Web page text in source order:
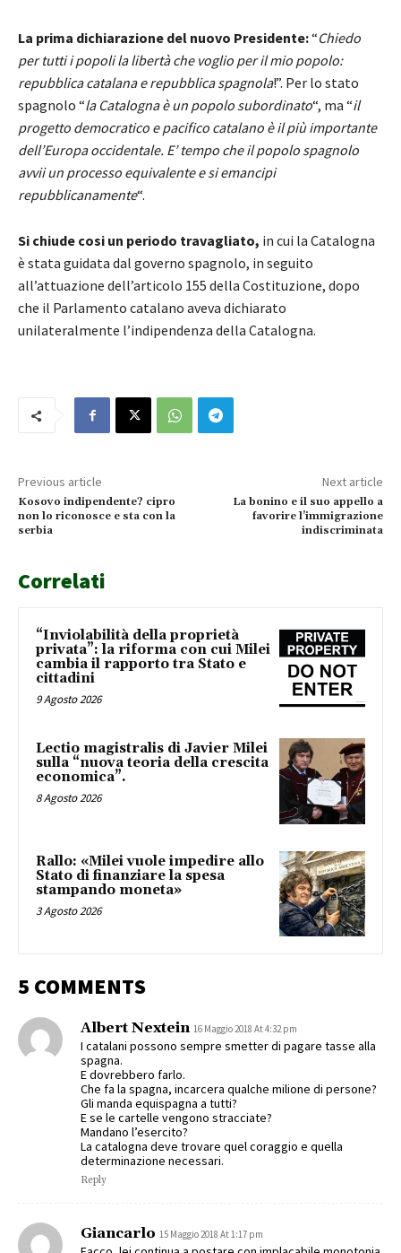
La prima dichiarazione del nuovo Presidente:“Chiedo
per tutti i popoli la libertà che voglio per il mio popolo:
repubblica catalana e repubblica spagnola!”. Per lo stato
spagnolo “la Catalogna è un popolo subordinato“, ma “il
progetto democratico e pacifico catalano è il più importante
dell’Europa occidentale. E’ tempo che il popolo spagnolo
avvii un processo equivalente e si emancipi
repubblicanamente“.
Si chiude cosi un periodo travagliato, in cui la Catalogna
è stata guidata dal governo spagnolo, in seguito
all’attuazione dell’articolo 155 della Costituzione, dopo
che il Parlamento catalano aveva dichiarato
unilateralmente l’indipendenza della Catalogna.
Previous article
Kosovo indipendente? cipro
non lo riconosce e sta con la
serbia
Next article
La bonino e il suo appello a
favorire l’immigrazione
indiscriminata
Correlati
“Inviolabilità della proprietà
privata”: la riforma con cui Milei
cambia il rapporto tra Stato e
cittadini
9 Agosto 2026
Lectio magistralis di Javier Milei
sulla “nuova teoria della crescita
economica”.
8 Agosto 2026
Rallo: «Milei vuole impedire allo
Stato di finanziare la spesa
stampando moneta»
3 Agosto 2026
5 COMMENTS
Albert Nextein 16 Maggio 2018 At 4:32 pm
I catalani possono sempre smetter di pagare tasse alla
spagna.
E dovrebbero farlo.
Che fa la spagna, incarcera qualche milione di persone?
Gli manda equispagna a tutti?
E se le cartelle vengono stracciate?
Mandano l’esercito?
La catalogna deve trovare quel coraggio e quella
determinazione necessari.
Reply
Giancarlo 15 Maggio 2018 At 1:17 pm